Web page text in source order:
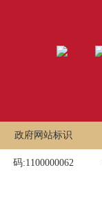
政府网站标识
码:1100000062